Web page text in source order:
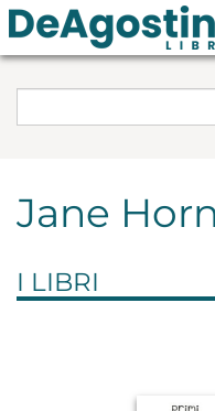
Jane
I LIBRI